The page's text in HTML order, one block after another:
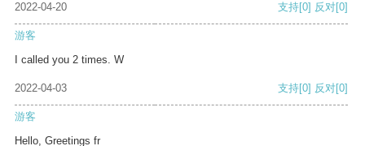
2022-04-20 支持[0] 反对[0]
游客
I called you 2 times. W
2022-04-03 支持[0] 反对[0]
游客
Hello, Greetings fr